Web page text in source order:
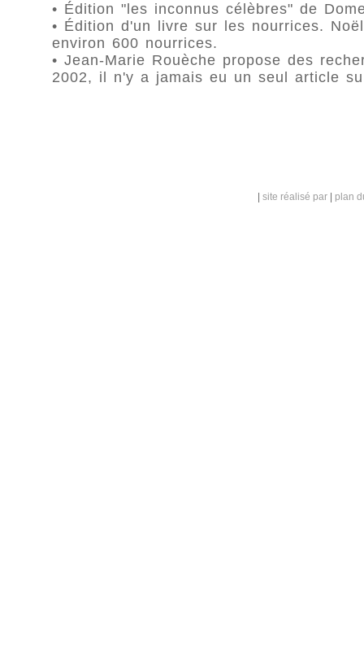
• Édition "les inconnus célèbres" de
• Édition d'un livre sur les nourrices.
environ 600 nourrices.
• Jean-Marie Rouèche propose des
2002, il n'y a jamais eu un seul article
site réalisé par plan